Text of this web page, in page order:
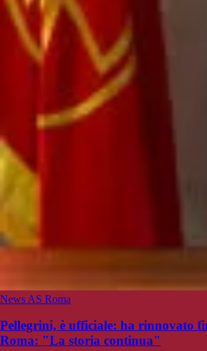
News AS Roma
Pellegrini, è ufficiale: ha rinnovato
Roma: "La storia continua"